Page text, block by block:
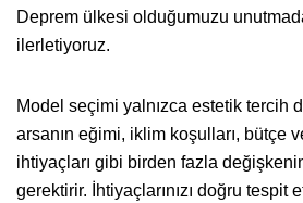
Deprem ülkesi olduğumuzu
ilerletiyoruz.
Model seçimi yalnızca estetik tercih
arsanın eğimi, iklim koşulları, bütçe
ihtiyaçları gibi birden fazla
gerektirir. İhtiyaçlarınızı doğru tespit